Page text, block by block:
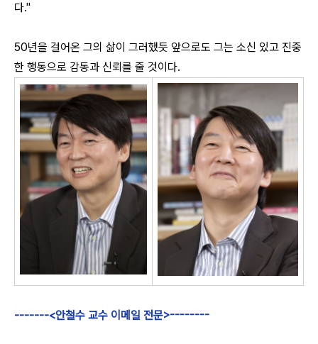
다."
50년을 걸어온 그의 삶이 그러했듯 앞으로도 그는 소신 있고 진중
한 행동으로 감동과 신뢰를 줄 것이다.
-------<안철수 교수 이메일 전문>--------